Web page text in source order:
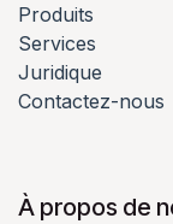
Produits
Services
Juridique
Contactez-nous
À propos de